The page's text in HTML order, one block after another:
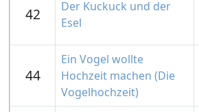
42
Der Kuckuck und der
Esel
44
Ein Vogel wollte
Hochzeit machen (Die
Vogelhochzeit)